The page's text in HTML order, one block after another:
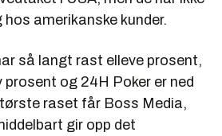
amerikanske kunder.
så langt rast elleve prosent,
prosent og 24H Poker er ned
raset får Boss Media,
gir opp det